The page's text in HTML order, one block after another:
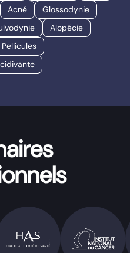
Acné
Glossodynie
Alopécie
Pellicules